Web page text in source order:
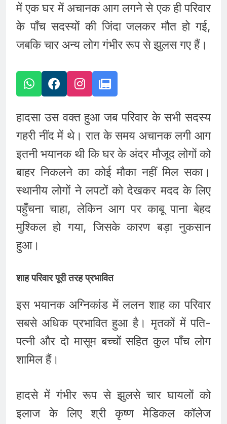
में एक घर में अचानक आग लगने से एक ही परिवार
के पाँच सदस्यों की जिंदा जलकर मौत हो गई,
जबकि चार अन्य लोग गंभीर रूप से झुलस गए हैं।
हादसा उस वक्त हुआ जब परिवार के सभी सदस्य
गहरी नींद में थे। रात के समय अचानक लगी आग
इतनी भयानक थी कि घर के अंदर मौजूद लोगों को
बाहर निकलने का कोई मौका नहीं मिल सका।
स्थानीय लोगों ने लपटों को देखकर मदद के लिए
पहुँचना चाहा, लेकिन आग पर काबू पाना बेहद
मुश्किल हो गया, जिसके कारण बड़ा नुकसान
हुआ।
शाह परिवार पूरी तरह प्रभावित
इस भयानक अग्निकांड में ललन शाह का परिवार
सबसे अधिक प्रभावित हुआ है। मृतकों में पति-
पत्नी और दो मासूम बच्चों सहित कुल पाँच लोग
शामिल हैं।
हादसे में गंभीर रूप से झुलसे चार घायलों को
इलाज के लिए श्री कृष्ण मेडिकल कॉलेज